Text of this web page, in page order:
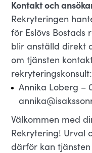
Kontakt och
Rekryteringen
för Eslövs Bostads
blir anställd direkt
om tjänsten
rekryteringskonsult:
Annika Loberg –
Välkommen med
Rekrytering! Urval
därför kan